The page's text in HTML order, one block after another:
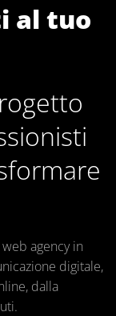
al tuo
agency in
digitale,
dalla